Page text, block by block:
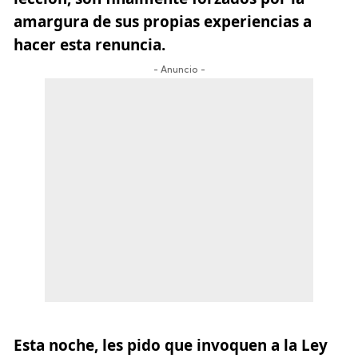
amargura de sus propias experiencias a
hacer esta renuncia.
- Anuncio -
Esta noche, les pido que invoquen a la Ley